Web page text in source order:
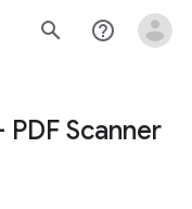
search help_outline
Scanner